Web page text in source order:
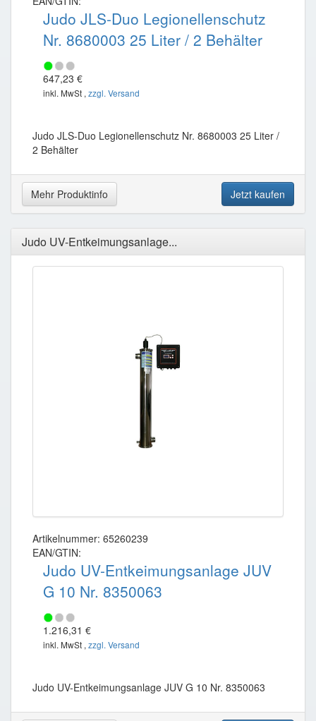
Judo JLS-Duo Legionellenschutz
Nr. 8680003 25 Liter / 2 Behälter
647,23 €
inkl. MwSt , zzgl. Versand
Judo JLS-Duo Legionellenschutz Nr. 8680003 25 Liter /
2 Behälter
Mehr Produktinfo Jetzt kaufen
Judo UV-Entkeimungsanlage...
Artikelnummer: 65260239
EAN/GTIN:
Judo UV-Entkeimungsanlage JUV
G 10 Nr. 8350063
1.216,31 €
inkl. MwSt , zzgl. Versand
Judo UV-Entkeimungsanlage JUV G 10 Nr. 8350063